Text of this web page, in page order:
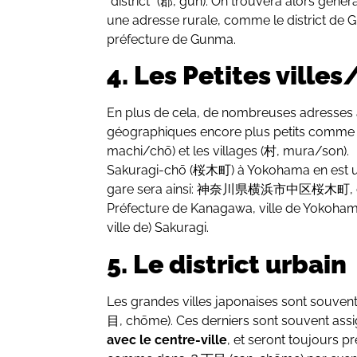
une adresse rurale, comme le district de
préfecture de Gunma.
4. Les Petites
En plus de cela, de nombreuses
géographiques encore plus petits comme
machi/chō) et les villages (村, mura/son).
Sakuragi-chō (桜木町) à Yokohama en est
gare sera ainsi: 神奈川県横浜市中区桜木
Préfecture de Kanagawa, ville de
ville de) Sakuragi.
5. Le district urbain
Les grandes villes japonaises sont
目, chōme). Ces derniers sont souvent
avec le centre-ville, et seront toujours